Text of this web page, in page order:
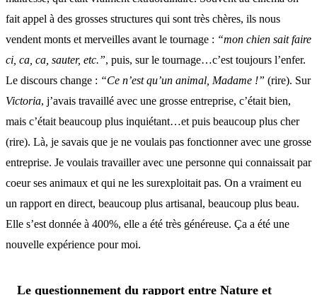
fait appel à des grosses structures qui sont très chères, ils nous
vendent monts et merveilles avant le tournage : “mon chien sait faire
ci, ca, ca, sauter, etc.”, puis, sur le tournage…c’est toujours l’enfer.
Le discours change : “Ce n’est qu’un animal, Madame !” (rire). Sur
Victoria, j’avais travaillé avec une grosse entreprise, c’était bien,
mais c’était beaucoup plus inquiétant…et puis beaucoup plus cher
(rire). Là, je savais que je ne voulais pas fonctionner avec une grosse
entreprise. Je voulais travailler avec une personne qui connaissait par
coeur ses animaux et qui ne les surexploitait pas. On a vraiment eu
un rapport en direct, beaucoup plus artisanal, beaucoup plus beau.
Elle s’est donnée à 400%, elle a été très généreuse. Ça a été une
nouvelle expérience pour moi.
Le questionnement du rapport entre Nature et